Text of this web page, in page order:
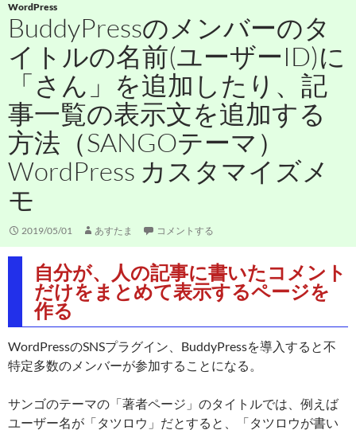
WordPress
BuddyPressのメンバーのタ
イトルの名前(ユーザーID)に
「さん」を追加したり、記
事一覧の表示文を追加する
方法（SANGOテーマ）
WordPress カスタマイズメ
モ
2019/05/01 あすたま コメントする
自分が、人の記事に書いたコメント
だけをまとめて表示するページを
作る
WordPressのSNSプラグイン、BuddyPressを導入すると不
特定多数のメンバーが参加することになる。
サンゴのテーマの「著者ページ」のタイトルでは、例えば
ユーザー名が「タツロウ」だとすると、「タツロウが書い